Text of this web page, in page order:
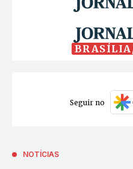
Seguir no
NOTÍCIAS